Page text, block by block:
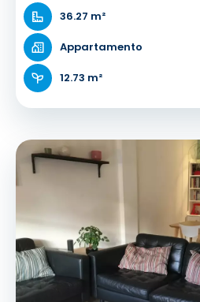
36.27 m²
Appartamento
12.73 m²